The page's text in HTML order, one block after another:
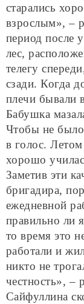
старались
взрослым», –
период после
лес,
телегу
сзади. Когда
плечи бывали
Бабушка
Чтобы не
в голос.
хорошо
Заметив эти
бригадира,
ежедневной
правильно ли
то время это
работали и
никто не
честность», –
Сайфуллина